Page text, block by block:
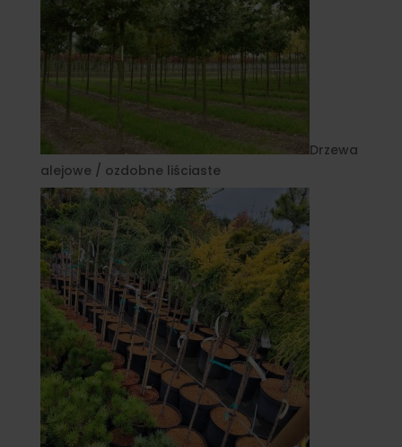
Drzewa
alejowe / ozdobne liściaste